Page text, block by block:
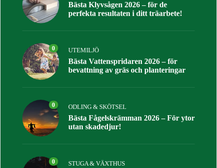
Bästa Klyvsågen 2026 – för de
perfekta resultaten i ditt träarbete!
0 UTEMILJÖ
Bästa Vattenspridaren 2026 – för
bevattning av gräs och planteringar
0 ODLING & SKÖTSEL
Bästa Fågelskrämman 2026 – För ytor
utan skadedjur!
0 STUGA & VÄXTHUS